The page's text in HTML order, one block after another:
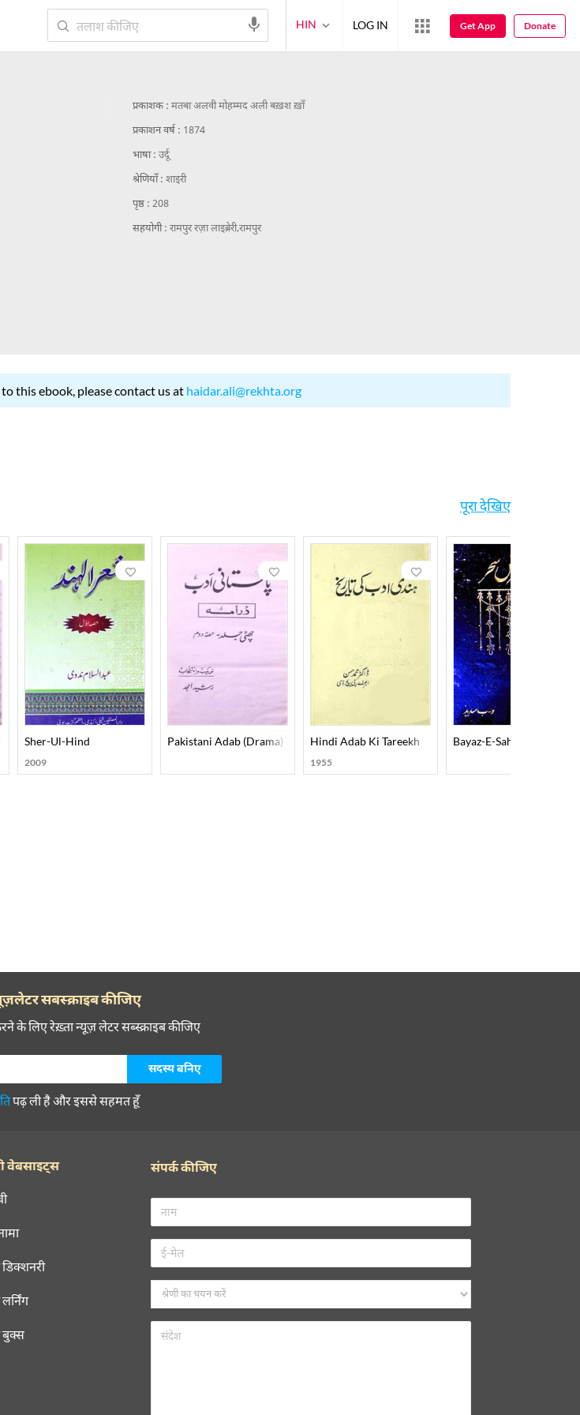
प्रकाशक : मतबा अलवी मोहम्मद अली बख़श ख़ाँ
प्रकाशन वर्ष : 1874
भाषा : उर्दू
श्रेणियाँ : शाइरी
पृष्ठ : 208
सहयोगी : रामपुर रज़ा लाइब्रेरी,रामपुर
this ebook, please contact us at haidar.ali@rekhta.org
पूरा देखिए
001
Sher-Ul-Hind
2009
Pakistani Adab (Drama) Part-002Hindi Adab Ki Tareekh
1955
Bayaz-E-Sahar
HIN LOG IN Get App Donate
सबस्क्राइब कीजिए
के लिए रेख़्ता न्यूज़ लेटर सब्स्क्राइब कीजिए
पढ़ ली है और इससे सहमत हूँ
वेबसाइट्स
डिक्शनरी
बुक्स
संपर्क कीजिए